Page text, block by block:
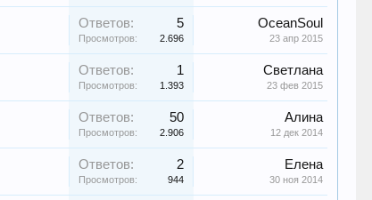
Ответов: 5
Просмотров: 2.696
OceanSoul
23 апр 2015
Ответов: 1
Просмотров: 1.393
Cветлана
23 фев 2015
Ответов: 50
Просмотров: 2.906
Алина
12 дек 2014
Ответов: 2
Просмотров: 944
Елена
30 ноя 2014